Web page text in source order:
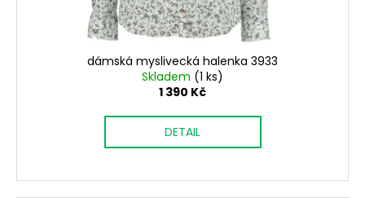
dámská myslivecká halenka 3933
Skladem (1 ks)
1 390 Kč
DETAIL